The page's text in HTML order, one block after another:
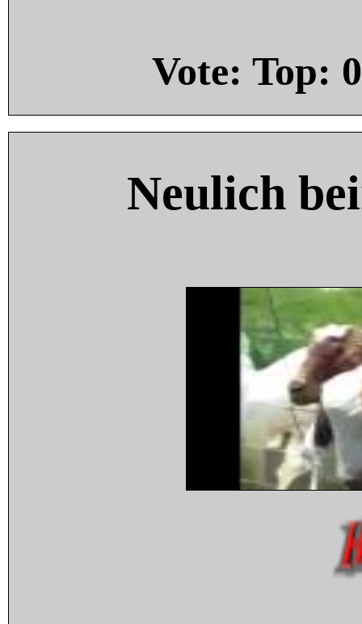
Vote: Top: 0
Neulich